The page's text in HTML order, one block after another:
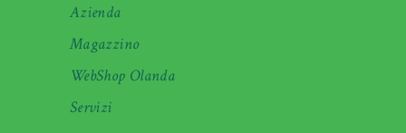
Azienda
Magazzino
WebShop Olanda
Servizi